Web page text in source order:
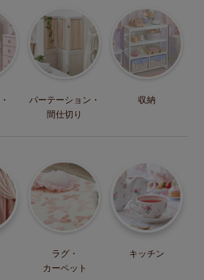
パーテーション・
間仕切り
収納
ラグ・
カーペット
キッチン